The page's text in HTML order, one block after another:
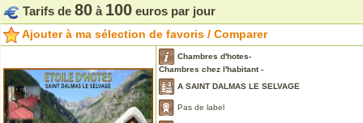
Tarifs de 80 à 100 euros par jour
Ajouter à ma sélection de favoris / Comparer
Chambres d'hotes-
Chambres chez l'habitant -
A SAINT DALMAS LE SELVAGE
Pas de label